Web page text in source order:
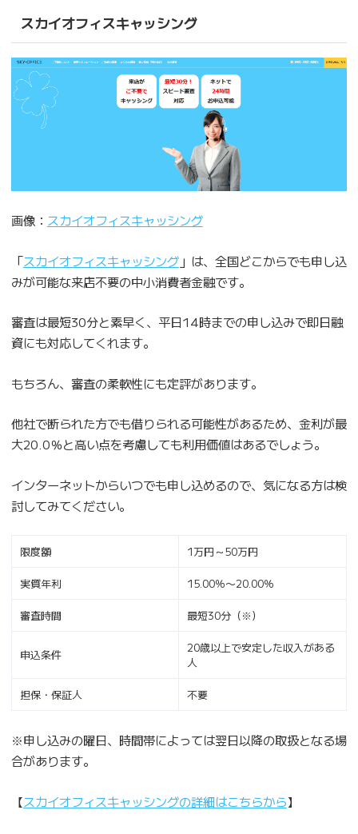
スカイオフィスキャッシング
画像： スカイオフィスキャッシング
「スカイオフィスキャッシング」は、全国どこからでも申し込
みが可能な来店不要の中小消費者金融です。
審査は最短30分と素早く、平日14時までの申し込みで即日融
資にも対応してくれます。
もちろん、審査の柔軟性にも定評があります。
他社で断られた方でも借りられる可能性があるため、金利が最
大20.0％と高い点を考慮しても利用価値はあるでしょう。
インターネットからいつでも申し込めるので、気になる方は検
討してみてください。
限度額 1万円～50万円
実質年利 15.00％〜20.00％
審査時間 最短30分（※）
申込条件
20歳以上で安定した収入がある
人
担保・保証人 不要
※申し込みの曜日、時間帯によっては翌日以降の取扱となる場
合があります。
【スカイオフィスキャッシングの詳細はこちらから】